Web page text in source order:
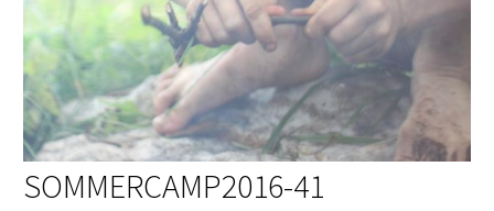
SOMMERCAMP2016-41